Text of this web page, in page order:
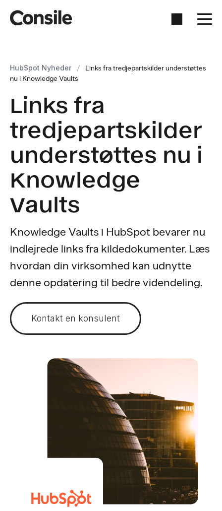
HubSpot Nyheder /
Links fra tredjepartskilder understøttes
nu i Knowledge Vaults
Links fra
tredjepartskilder
understøttes nu i
Knowledge
Vaults
Knowledge Vaults i HubSpot bevarer nu
indlejrede links fra kildedokumenter. Læs
hvordan din virksomhed kan udnytte
denne opdatering til bedre videndeling.
Kontakt en konsulent